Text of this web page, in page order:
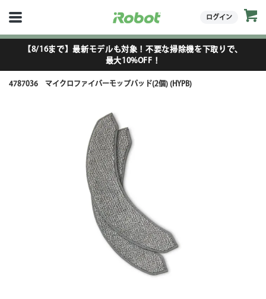
ログイン
【8/16まで】最新モデルも対象！不要な掃除機を下取りで、
最大10%OFF！
4787036 マイクロファイバーモップパッド(2個) (HYPB)